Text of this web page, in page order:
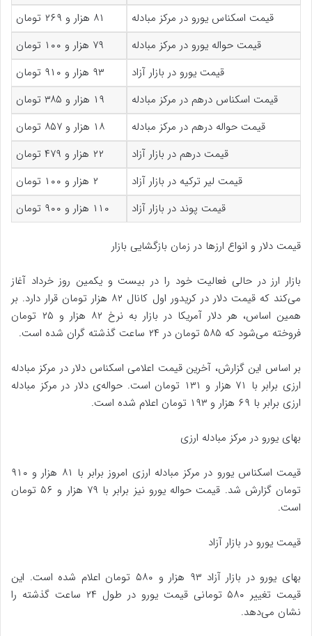
قیمت اسکناس یورو در مرکز مبادله
۸۱ هزار و ۲۶۹ تومان
قیمت حواله یورو در مرکز مبادله
۷۹ هزار و ۱۰۰ تومان
قیمت یورو در بازار آزاد
۹۳ هزار و ۹۱۰ تومان
قیمت اسکناس درهم در مرکز مبادله
۱۹ هزار و ۳۸۵ تومان
قیمت حواله درهم در مرکز مبادله
۱۸ هزار و ۸۵۷ تومان
قیمت درهم در بازار آزاد
۲۲ هزار و ۴۷۹ تومان
قیمت لیر ترکیه در بازار آزاد
۲ هزار و ۱۰۰ تومان
قیمت پوند در بازار آزاد
۱۱۰ هزار و ۹۰۰ تومان
قیمت دلار و انواع ارزها در زمان بازگشایی بازار
بازار ارز در حالی فعالیت خود را در بیست و یکمین روز خرداد آغاز
می‌کند که قیمت دلار در کریدور اول کانال ۸۲ هزار تومان قرار دارد. بر
همین اساس، هر دلار آمریکا در بازار به نرخ ۸۲ هزار و ۲۵ تومان
فروخته می‌شود که ۵۸۵ تومان در ۲۴ ساعت گذشته گران شده است.
بر اساس این گزارش، آخرین قیمت اعلامی اسکناس دلار در مرکز مبادله
ارزی برابر با ۷۱ هزار و ۱۳۱ تومان است. حواله‌ی دلار در مرکز مبادله
ارزی برابر با ۶۹ هزار و ۱۹۳ تومان اعلام شده است.
بهای یورو در مرکز مبادله ارزی
قیمت اسکناس یورو در مرکز مبادله ارزی امروز برابر با ۸۱ هزار و ۹۱۰
تومان گزارش شد. قیمت حواله یورو نیز برابر با ۷۹ هزار و ۵۶ تومان
است.
قیمت یورو در بازار آزاد
بهای یورو در بازار آزاد ۹۳ هزار و ۵۸۰ تومان اعلام شده است. این
قیمت تغییر ۵۸۰ تومانی قیمت یورو در طول ۲۴ ساعت گذشته را
نشان می‌دهد.